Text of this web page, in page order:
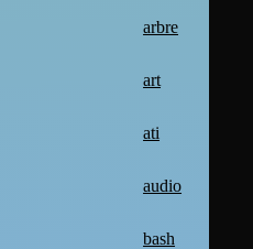
arbre
art
ati
audio
bash